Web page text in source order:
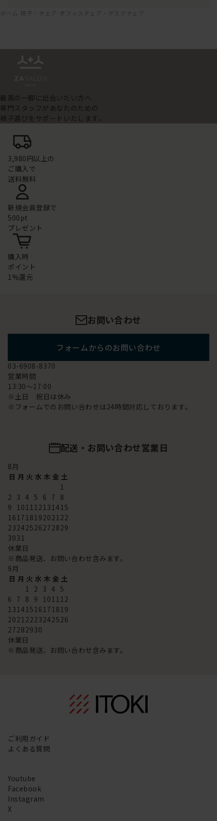
ホーム 椅子・チェア オフィスチェア・デスクチェア
最高の一脚に出会いたい方へ
専門スタッフがあなたのための
椅子選びをサポートいたします。
3,980円以上の
ご購入で
送料無料
新規会員登録で
500pt
プレゼント
購入時
ポイント
1%還元
お問い合わせ
フォームからのお問い合わせ
03-6908-8370
営業時間
13:30～17:00
※土日 祝日は休み
※フォームでのお問い合わせは24時間対応しております。
配送・お問い合わせ営業日
8月
日 月 火 水 木 金 土
1
2 3 4 5 6 7 8
9 101112131415
16171819202122
23242526272829
3031
休業日
※商品発送、お問い合わせ含みます。
9月
日 月 火 水 木 金 土
1 2 3 4 5
6 7 8 9 101112
13141516171819
20212223242526
27282930
休業日
※商品発送、お問い合わせ含みます。
ご利用ガイド
よくある質問
Youtube
Facebook
Instagram
X